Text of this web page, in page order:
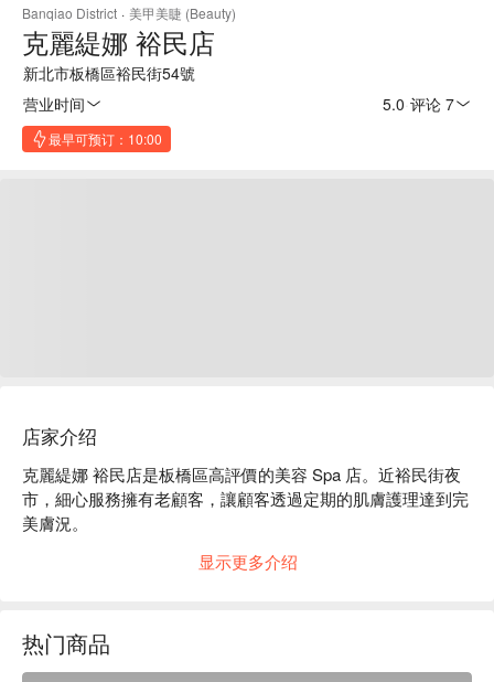
Banqiao District · 美甲美睫 (Beauty)
克麗緹娜 裕民店
新北市板橋區裕民街54號
营业时间
5.0 评论 7
最早可预订：10:00
店家介绍
克麗緹娜 裕民店是板橋區高評價的美容 Spa 店。近裕民街夜
市，細心服務擁有老顧客，讓顧客透過定期的肌膚護理達到完
美膚況。
克麗緹娜 裕民店服務：我們提供臉部美容、按摩等服務等服
提供專業且客製化的服務，評估、建議、皮膚狀況、尊重與溝
通，再安排最適合的方案搭配。
显示更多介绍
热门商品